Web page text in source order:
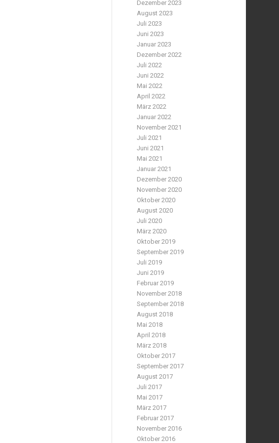
Dezember 2023
August 2023
Juli 2023
Juni 2023
Januar 2023
Dezember 2022
Juli 2022
Juni 2022
Mai 2022
April 2022
März 2022
Januar 2022
November 2021
Juli 2021
Juni 2021
Mai 2021
Januar 2021
Dezember 2020
November 2020
Oktober 2020
August 2020
Juli 2020
März 2020
Oktober 2019
September 2019
Juli 2019
Juni 2019
Februar 2019
November 2018
September 2018
August 2018
Mai 2018
April 2018
März 2018
Oktober 2017
September 2017
August 2017
Juli 2017
Mai 2017
März 2017
Februar 2017
November 2016
Oktober 2016